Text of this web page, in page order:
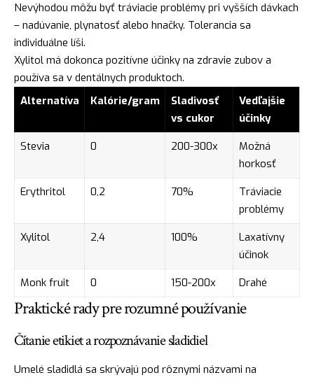
Nevýhodou môžu byť tráviacie problémy pri vyšších dávkach
– nadúvanie, plynatosť alebo hnačky. Tolerancia sa
individuálne líši.
Xylitol má dokonca pozitívne účinky na zdravie zubov a
používa sa v dentálnych produktoch.
Alternatíva
Kalórie/gram
Sladivosť
vs cukor
Vedľajšie
účinky
Stevia
0 200-300x
Možná
horkosť
Erythritol
0,2 70%
Tráviacie
problémy
Xylitol
2,4 100%
Laxatívny
účinok
Monk fruit
0 150-200x Drahé
Praktické rady pre rozumné používanie
Čítanie etikiet a rozpoznávanie sladidiel
Umelé sladidlá sa skrývajú pod rôznymi názvami na